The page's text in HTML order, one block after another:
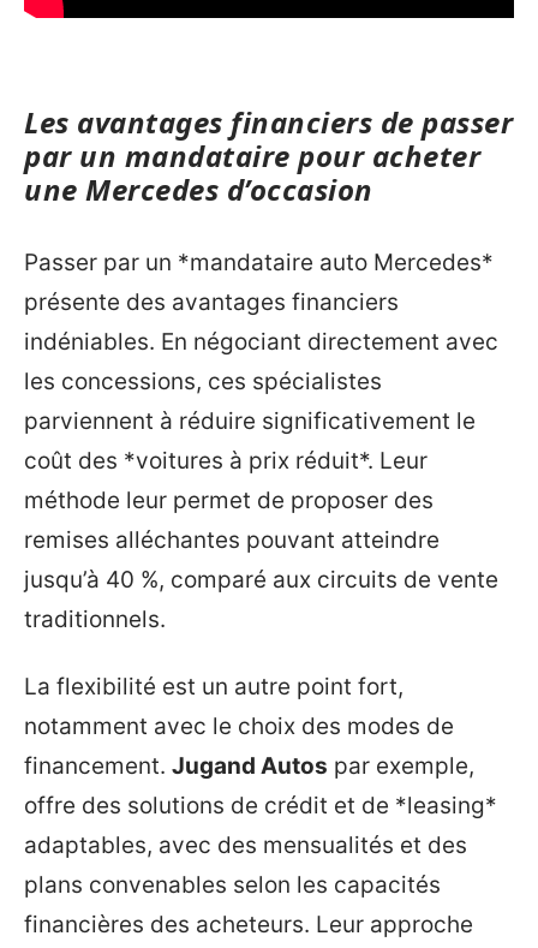
Les avantages financiers de passer
par un mandataire pour acheter
une Mercedes d’occasion
Passer par un *mandataire auto Mercedes*
présente des avantages financiers
indéniables. En négociant directement avec
les concessions, ces spécialistes
parviennent à réduire significativement le
coût des *voitures à prix réduit*. Leur
méthode leur permet de proposer des
remises alléchantes pouvant atteindre
jusqu’à 40 %, comparé aux circuits de vente
traditionnels.
La flexibilité est un autre point fort,
notamment avec le choix des modes de
financement. Jugand Autos par exemple,
offre des solutions de crédit et de *leasing*
adaptables, avec des mensualités et des
plans convenables selon les capacités
financières des acheteurs. Leur approche